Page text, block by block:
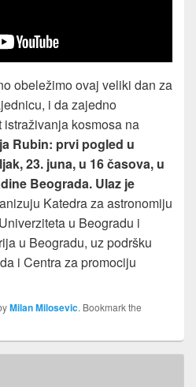
obeležimo ovaj veliki dan za
i da zajedno
kosmosa na
Rubin: prvi pogled u
23. juna, u 16 časova, u
Beograda. Ulaz je
Katedra za astronomiju
u Beogradu i
u Beogradu, uz podršku
i Centra za promociju
Milan Milosevic. Bookmark the